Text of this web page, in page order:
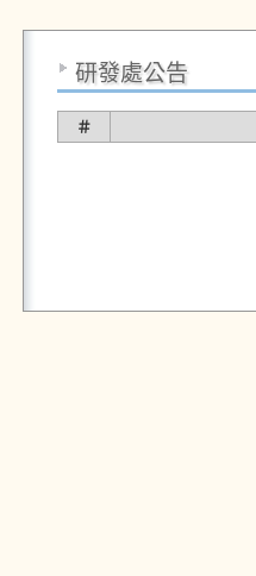
研發處公告
＃